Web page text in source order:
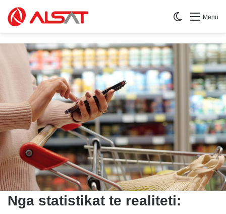
Menu
Switch skin
Nga statistikat te realiteti: